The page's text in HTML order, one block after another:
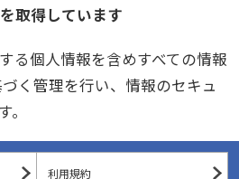
取得しています
る個人情報を含めすべての情報
く管理を行い、情報のセキュ
利用規約